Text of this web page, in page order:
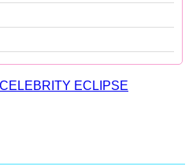
ECLIPSE